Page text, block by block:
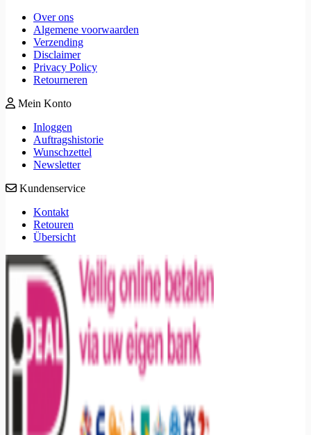
Over ons
Algemene voorwaarden
Verzending
Disclaimer
Privacy Policy
Retourneren
Mein Konto
Inloggen
Auftragshistorie
Wunschzettel
Newsletter
Kundenservice
Kontakt
Retouren
Übersicht